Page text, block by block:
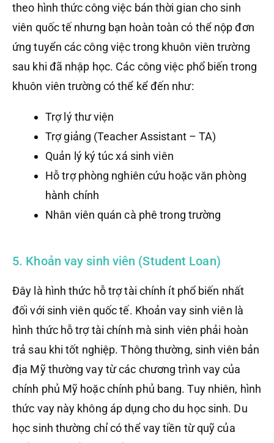
theo hình thức công việc bán thời gian cho sinh
viên quốc tế nhưng bạn hoàn toàn có thể nộp đơn
ứng tuyển các công việc trong khuôn viên trường
sau khi đã nhập học. Các công việc phổ biến trong
khuôn viên trường có thể kể đến như:
Trợ lý thư viện
Trợ giảng (Teacher Assistant – TA)
Quản lý ký túc xá sinh viên
Hỗ trợ phòng nghiên cứu hoặc văn phòng
hành chính
Nhân viên quán cà phê trong trường
5. Khoản vay sinh viên (Student Loan)
Đây là hình thức hỗ trợ tài chính ít phổ biến nhất
đối với sinh viên quốc tế. Khoản vay sinh viên là
hình thức hỗ trợ tài chính mà sinh viên phải hoàn
trả sau khi tốt nghiệp. Thông thường, sinh viên bản
địa Mỹ thường vay từ các chương trình vay của
chính phủ Mỹ hoặc chính phủ bang. Tuy nhiên, hình
thức vay này không áp dụng cho du học sinh. Du
học sinh thường chỉ có thể vay tiền từ quỹ của